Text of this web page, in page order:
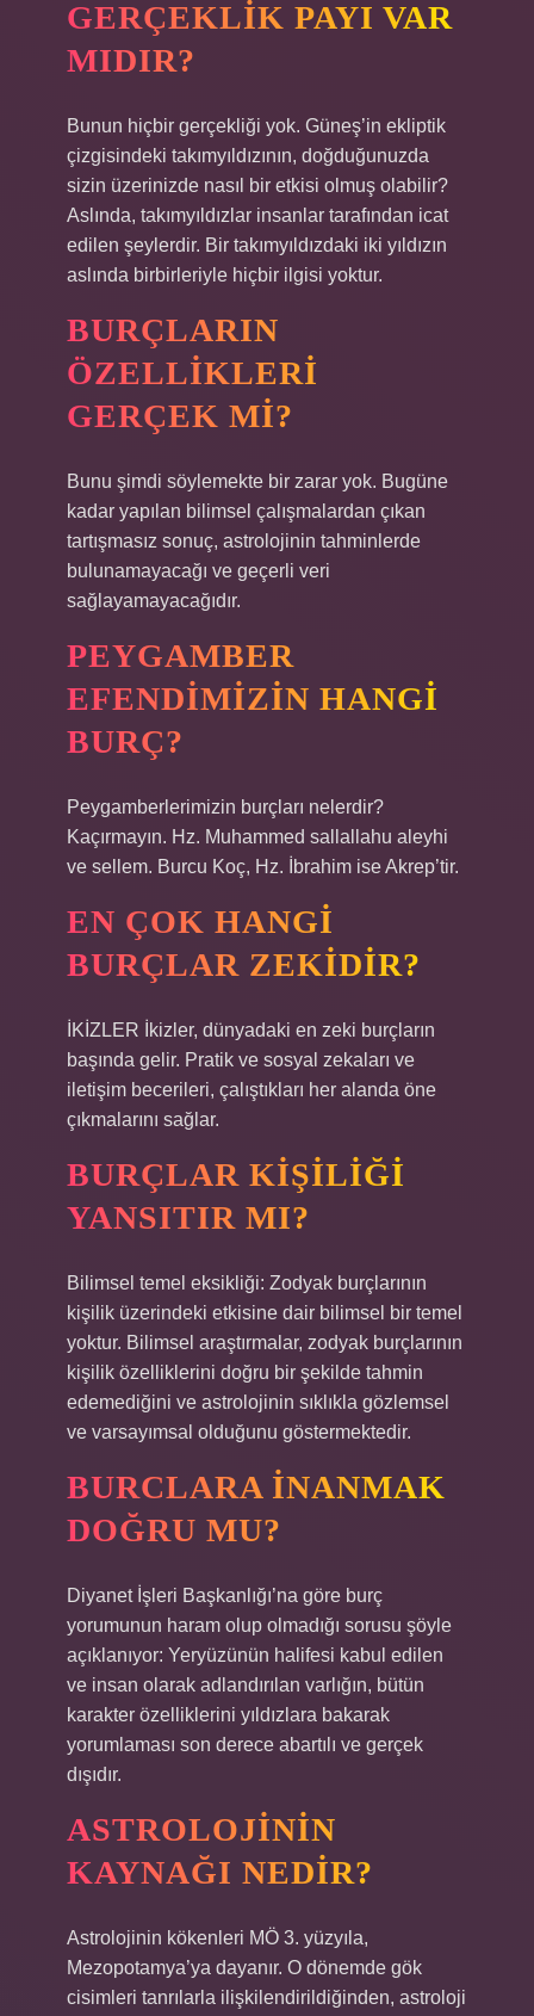
GERÇEKLIK PAYI VAR
MIDIR?
Bunun hiçbir gerçekliği yok. Güneş’in ekliptik
çizgisindeki takımyıldızının, doğduğunuzda
sizin üzerinizde nasıl bir etkisi olmuş olabilir?
Aslında, takımyıldızlar insanlar tarafından icat
edilen şeylerdir. Bir takımyıldızdaki iki yıldızın
aslında birbirleriyle hiçbir ilgisi yoktur.
BURÇLARIN
ÖZELLIKLERI
GERÇEK MI?
Bunu şimdi söylemekte bir zarar yok. Bugüne
kadar yapılan bilimsel çalışmalardan çıkan
tartışmasız sonuç, astrolojinin tahminlerde
bulunamayacağı ve geçerli veri
sağlayamayacağıdır.
PEYGAMBER
EFENDIMIZIN HANGI
BURÇ?
Peygamberlerimizin burçları nelerdir?
Kaçırmayın. Hz. Muhammed sallallahu aleyhi
ve sellem. Burcu Koç, Hz. İbrahim ise Akrep’tir.
EN ÇOK HANGI
BURÇLAR ZEKIDIR?
İKİZLER İkizler, dünyadaki en zeki burçların
başında gelir. Pratik ve sosyal zekaları ve
iletişim becerileri, çalıştıkları her alanda öne
çıkmalarını sağlar.
BURÇLAR KIŞILIĞI
YANSITIR MI?
Bilimsel temel eksikliği: Zodyak burçlarının
kişilik üzerindeki etkisine dair bilimsel bir temel
yoktur. Bilimsel araştırmalar, zodyak burçlarının
kişilik özelliklerini doğru bir şekilde tahmin
edemediğini ve astrolojinin sıklıkla gözlemsel
ve varsayımsal olduğunu göstermektedir.
BURCLARA INANMAK
DOĞRU MU?
Diyanet İşleri Başkanlığı’na göre burç
yorumunun haram olup olmadığı sorusu şöyle
açıklanıyor: Yeryüzünün halifesi kabul edilen
ve insan olarak adlandırılan varlığın, bütün
karakter özelliklerini yıldızlara bakarak
yorumlaması son derece abartılı ve gerçek
dışıdır.
ASTROLOJININ
KAYNAĞI NEDIR?
Astrolojinin kökenleri MÖ 3. yüzyıla,
Mezopotamya’ya dayanır. O dönemde gök
cisimleri tanrılarla ilişkilendirildiğinden, astroloji